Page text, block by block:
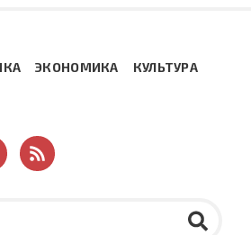
ЭКОНОМИКА КУЛЬТУРА